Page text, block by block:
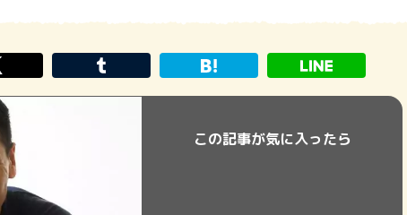
この記事が気に入ったら